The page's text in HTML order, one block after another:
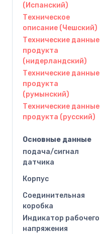
(Испанский)
Техническое
описание (Чешский)
Технические данные
продукта
(нидерландский)
Технические данные
продукта
(румынский)
Технические данные
продукта (русский)
Основные данные
подача/сигнал
датчика
Корпус
Соединительная
коробка
Индикатор рабочего
напряжения